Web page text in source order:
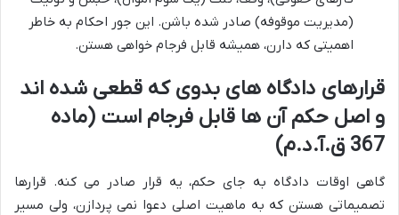
(مدیریت موقوفه) صادر شده باشن. این جور احکام به خاطر
اهمیتی که دارن، همیشه قابل فرجام خواهی هستن.
قرارهای دادگاه های بدوی که قطعی شده اند
و اصل حکم آن ها قابل فرجام است (ماده
367 ق.آ.د.م)
گاهی اوقات دادگاه به جای حکم، یه قرار صادر می کنه. قرارها
تصمیماتی هستن که به ماهیت اصلی دعوا نمی پردازن، ولی مسیر